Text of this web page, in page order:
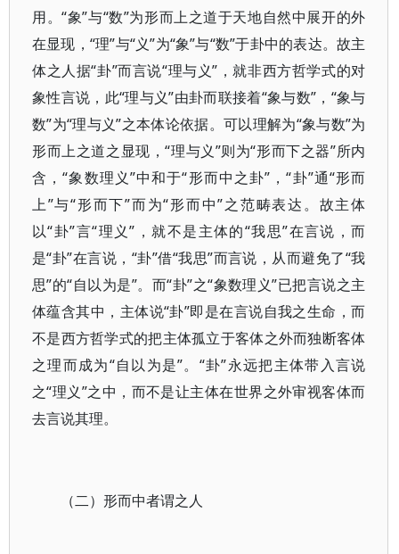
用。“象”与“数”为形而上之道于天地自然中展开的外
在显现，“理”与“义”为“象”与“数”于卦中的表达。故主
体之人据“卦”而言说“理与义”，就非西方哲学式的对
象性言说，此“理与义”由卦而联接着“象与数”，“象与
数”为“理与义”之本体论依据。可以理解为“象与数”为
形而上之道之显现，“理与义”则为“形而下之器”所内
含，“象数理义”中和于“形而中之卦”，“卦”通“形而
上”与“形而下”而为“形而中”之范畴表达。故主体
以“卦”言“理义”，就不是主体的“我思”在言说，而
是“卦”在言说，“卦”借“我思”而言说，从而避免了“我
思”的“自以为是”。而“卦”之“象数理义”已把言说之主
体蕴含其中，主体说“卦”即是在言说自我之生命，而
不是西方哲学式的把主体孤立于客体之外而独断客体
之理而成为“自以为是”。“卦”永远把主体带入言说
之“理义”之中，而不是让主体在世界之外审视客体而
去言说其理。
（二）形而中者谓之人